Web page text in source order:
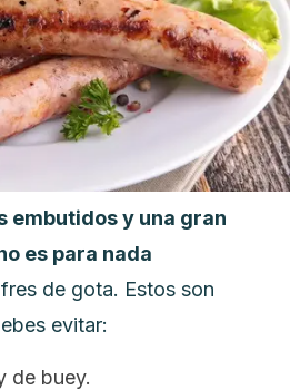
embutidos y una gran
es para nada
de gota. Estos son
evitar:
de buey.